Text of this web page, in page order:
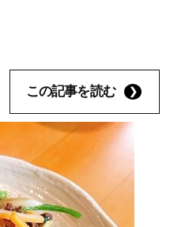
この記事を読む